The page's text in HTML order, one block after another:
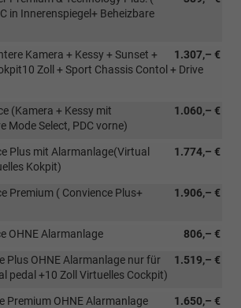
in Innerenspiegel+ Beheizbare
1.307,– €
Kamera + Kessy + Sunset +
Zoll + Sport Chassis Contol + Drive
1.060,– €
(Kamera + Kessy mit
Mode Select, PDC vorne)
1.774,– €
Plus mit Alarmanlage(Virtual
Kokpit)
1.906,– €
Premium ( Convience Plus+
806,– €
OHNE Alarmanlage
1.519,– €
Plus OHNE Alarmanlage nur für
pedal +10 Zoll Virtuelles Cockpit)
1.650,– €
Premium OHNE Alarmanlage